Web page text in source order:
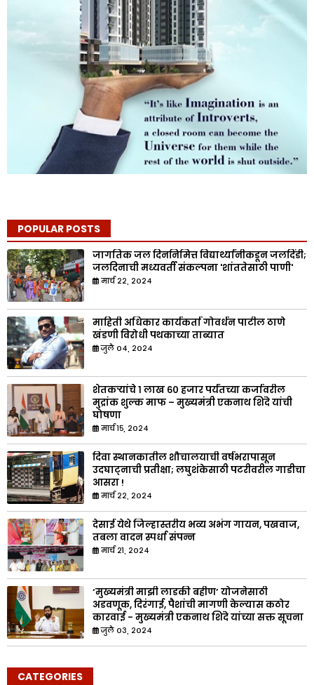
POPULAR POSTS
जागतिक जल दिननिमित्त विद्यार्थ्यांनीकडून जलदिंडी;
जलदिनाची मध्यवर्ती संकल्पना 'शांततेसाठी पाणी'
मार्च २२, २०२४
माहिती अधिकार कार्यकर्ता गोवर्धन पाटील ठाणे
खंडणी विरोधी पथकाच्या ताब्यात
जुलै ०४, २०२४
शेतकऱ्यांचे १ लाख ६० हजार पर्यंतच्या कर्जावरील
मुद्रांक शुल्क माफ – मुख्यमंत्री एकनाथ शिंदे यांची
घोषणा
मार्च १५, २०२४
दिवा स्थानकातील शौचालयाची वर्षभरापासून
उदघाट्नाची प्रतीक्षा; लघुशंकेसाठी पटरीवरील गाडीचा
आसरा !
मार्च २२, २०२४
देसाई येथे जिल्हास्तरीय भव्य अभंग गायन, पखवाज,
तबला वादन स्पर्धा संपन्न
मार्च २१, २०२४
‘मुख्यमंत्री माझी लाडकी बहीण’ योजनेसाठी
अडवणूक, दिरंगाई, पैशांची मागणी केल्यास कठोर
कारवाई - मुख्यमंत्री एकनाथ शिंदे यांच्या सक्त सूचना
जुलै ०३, २०२४
CATEGORIES